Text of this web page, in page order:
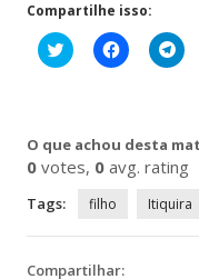
Compartilhe isso:
Clique
para
janela)
Clique
para
janela)
O que achou desta
0 votes, 0 avg. rating
Tags: filho Itiquira
Compartilhar: